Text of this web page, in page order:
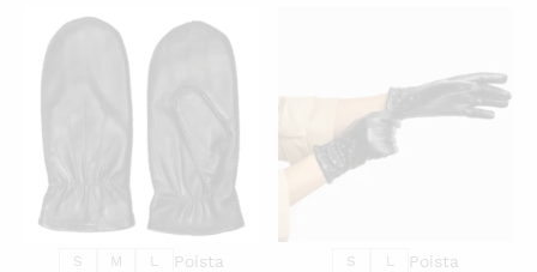
KATSO PIKANÄKYMÄ
S M Poista S Poista